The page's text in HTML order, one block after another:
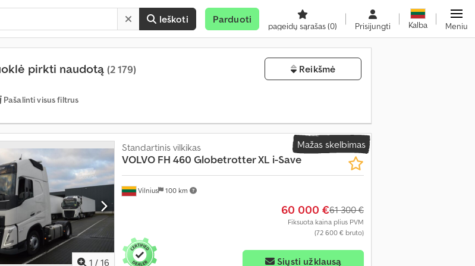
Ieškoti Parduoti
pageidų sąrašas(0) Prisijungti Kalba Meniu
pirkti naudotą (2 179) Reikšmė
Pašalinti visus filtrus
Mažas skelbimas
1 / 16
Vilnius 100 km
Standartinis vilkikas
VOLVO FH 460 Globetrotter XL i-Save
60 000 €61 300 €
Fiksuota kaina plius PVM
(72 600 € bruto)
Siųsti užklausą